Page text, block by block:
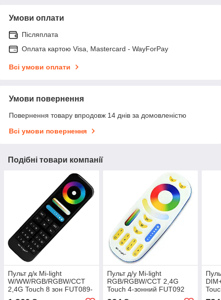
Умови оплати
Післяплата
Оплата картою Visa, Mastercard - WayForPay
Всі умови оплати
Умови повернення
Повернення товару впродовж 14 днів за домовленістю
Всі умови повернення
Подібні товари компанії
Пульт д/к Mi-light
W/WW/RGB/RGBW/CCT
2,4G Touch 8 зон FUT089-
B (RL089-B)
Пульт д/у Mi-light
RGB/RGBW/CCT 2,4G
Touch 4-зонний FUT092
(RL092-RGB)